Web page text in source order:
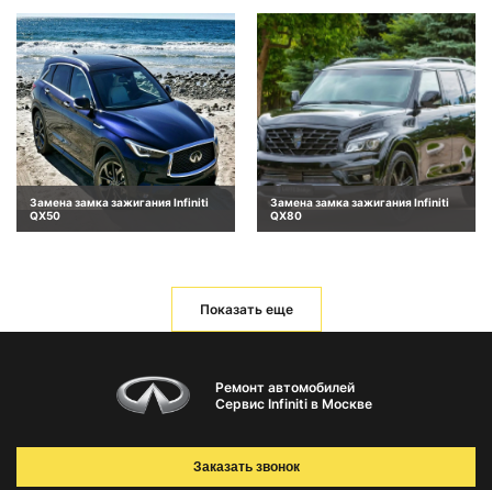
Замена замка зажигания Infiniti
QX50
Замена замка зажигания Infiniti
QX80
Показать еще
Ремонт автомобилей
Сервис Infiniti в Москве
Заказать звонок